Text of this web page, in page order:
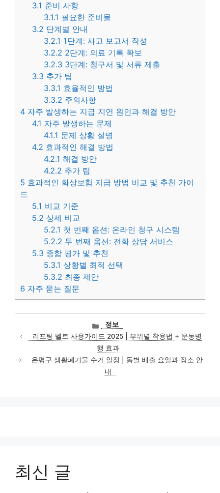
3.1 준비 사항
3.1.1 필요한 준비물
3.2 단계별 안내
3.2.1 1단계: 사고 보고서 작성
3.2.2 2단계: 의료 기록 확보
3.2.3 3단계: 청구서 및 서류 제출
3.3 추가 팁
3.3.1 효율적인 방법
3.3.2 주의사항
4 자주 발생하는 지급 지연 원인과 해결 방안
4.1 자주 발생하는 문제
4.1.1 문제 상황 설명
4.2 효과적인 해결 방법
4.2.1 해결 방안
4.2.2 추가 팁
5 효과적인 화상보험 지급 방법 비교 및 추천 가이
드
5.1 비교 기준
5.2 상세 비교
5.2.1 첫 번째 옵션: 온라인 청구 시스템
5.2.2 두 번째 옵션: 전화 상담 서비스
5.3 종합 평가 및 추천
5.3.1 상황별 최적 선택
5.3.2 최종 제안
6 자주 묻는 질문
카
테
고
리
정보
리프팅 벨트 사용가이드 2025 | 부위별 착용법 + 운동병
행 효과
은평구 생활폐기물 수거 일정 | 동별 배출 요일과 장소 안
내
최신 글